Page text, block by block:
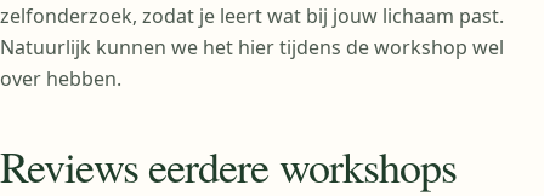
zelfonderzoek, zodat je leert wat bij jouw lichaam past.
Natuurlijk kunnen we het hier tijdens de workshop wel
over hebben.
Reviews eerdere workshops